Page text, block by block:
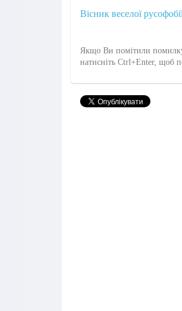
Вісник веселої
Якщо Ви помітили помилку,
натисніть Ctrl+Enter, щоб